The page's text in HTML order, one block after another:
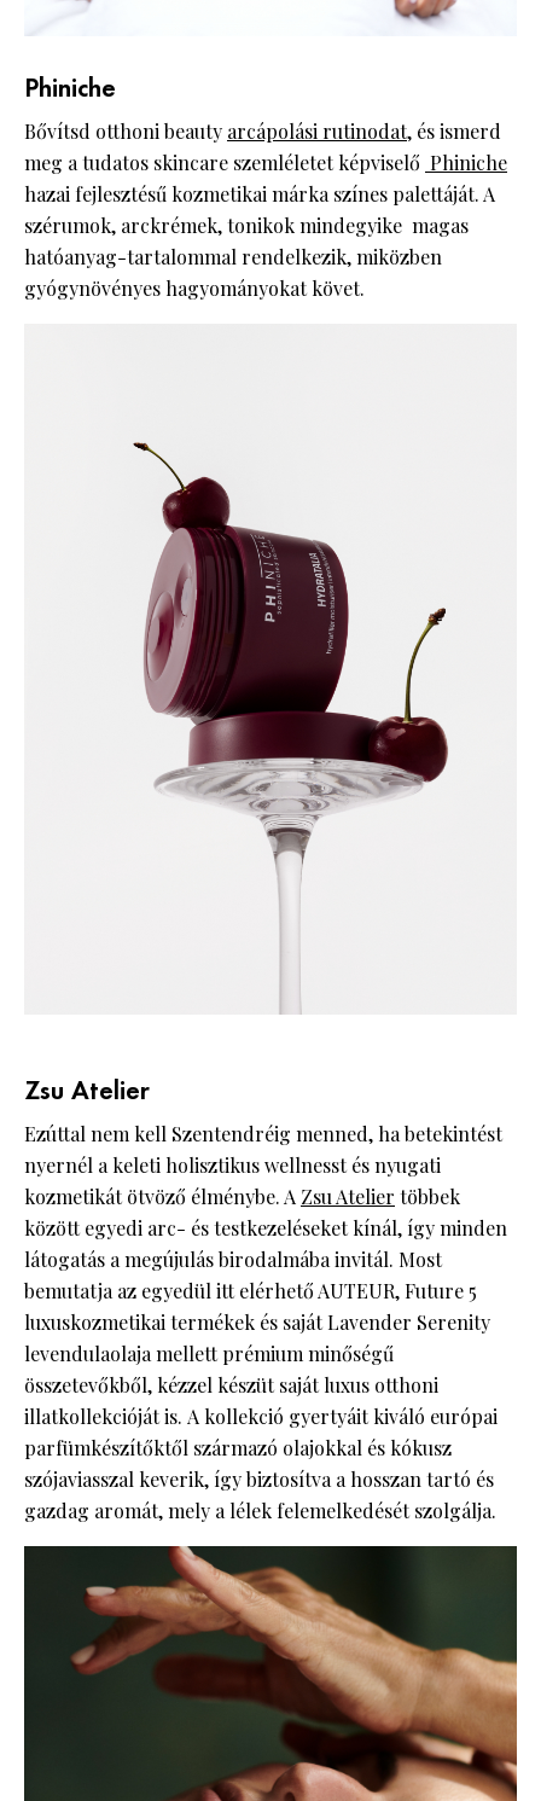
Phiniche
Bővítsd otthoni beauty arcápolási rutinodat, és ismerd
meg a tudatos skincare szemléletet képviselő Phiniche
hazai fejlesztésű kozmetikai márka színes palettáját. A
szérumok, arckrémek, tonikok mindegyike magas
hatóanyag-tartalommal rendelkezik, miközben
gyógynövényes hagyományokat követ.
Zsu Atelier
Ezúttal nem kell Szentendréig menned, ha betekintést
nyernél a keleti holisztikus wellnesst és nyugati
kozmetikát ötvöző élménybe. A Zsu Atelier többek
között egyedi arc- és testkezeléseket kínál, így minden
látogatás a megújulás birodalmába invitál. Most
bemutatja az egyedül itt elérhető AUTEUR, Future 5
luxuskozmetikai termékek és saját Lavender Serenity
levendulaolaja mellett prémium minőségű
összetevőkből, kézzel készüt saját luxus otthoni
illatkollekcióját is. A kollekció gyertyáit kiváló európai
parfümkészítőktől származó olajokkal és kókusz
szójaviasszal keverik, így biztosítva a hosszan tartó és
gazdag aromát, mely a lélek felemelkedését szolgálja.